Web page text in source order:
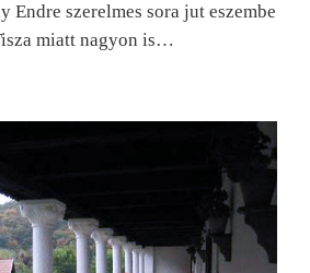
Endre szerelmes sora jut eszembe
miatt nagyon is…